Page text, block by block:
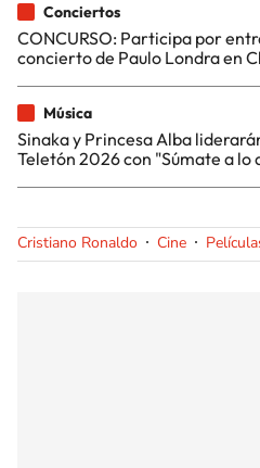
Conciertos
CONCURSO: Participa por
concierto de Paulo Londra en
Música
Sinaka y Princesa Alba
Teletón 2026 con "Súmate a lo
Cristiano Ronaldo Cine